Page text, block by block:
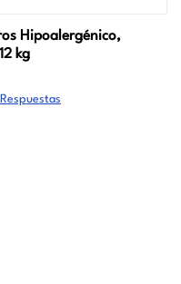
Hipoalergénico,
kg